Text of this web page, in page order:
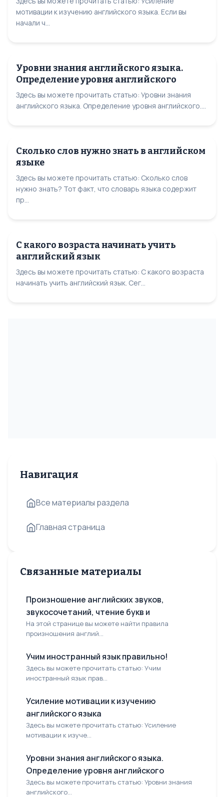
мотивации к изучению английского языка. Если вы
начали ч...
Уровни знания английского языка.
Определение уровня английского
Здесь вы можете прочитать статью: Уровни знания
английского языка. Определение уровня английского....
Сколько слов нужно знать в английском
языке
Здесь вы можете прочитать статью: Сколько слов
нужно знать? Тот факт, что словарь языка содержит
пр...
С какого возраста начинать учить
английский язык
Здесь вы можете прочитать статью: С какого возраста
начинать учить английский язык. Сег...
Навигация
Все материалы раздела
Главная страница
Связанные материалы
Произношение английских звуков,
звукосочетаний, чтение букв и
На этой странице вы можете найти правила
произношения англий...
Учим иностранный язык правильно!
Здесь вы можете прочитать статью: Учим
иностранный язык прав...
Усиление мотивации к изучению
английского языка
Здесь вы можете прочитать статью: Усиление
мотивации к изуче...
Уровни знания английского языка.
Определение уровня английского
Здесь вы можете прочитать статью: Уровни знания
английского...